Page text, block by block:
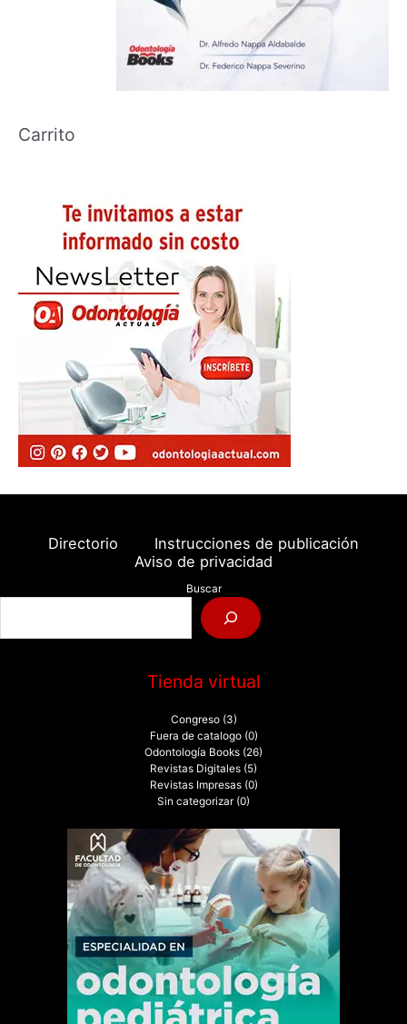
Carrito
Directorio
Instrucciones de publicación
Aviso de privacidad
Buscar
Tienda virtual
Congreso (3)
Fuera de catalogo (0)
Odontología Books (26)
Revistas Digitales (5)
Revistas Impresas (0)
Sin categorizar (0)